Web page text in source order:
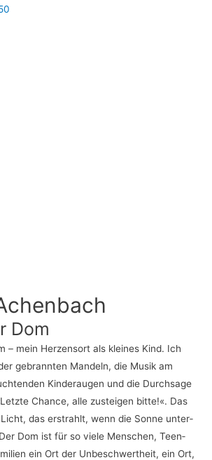
Dom
– mein Her­zens­ort als klei­nes Kind. Ich
gebrann­ten Man­deln, die Musik am
Kin­der­au­gen und die Durch­sa­ge
Chan­ce, alle zustei­gen bit­te!«. Das
das erstrahlt, wenn die Son­ne unter­
Dom ist für so vie­le Men­schen, Teen­
ein Ort der Unbe­schwert­heit, ein Ort,